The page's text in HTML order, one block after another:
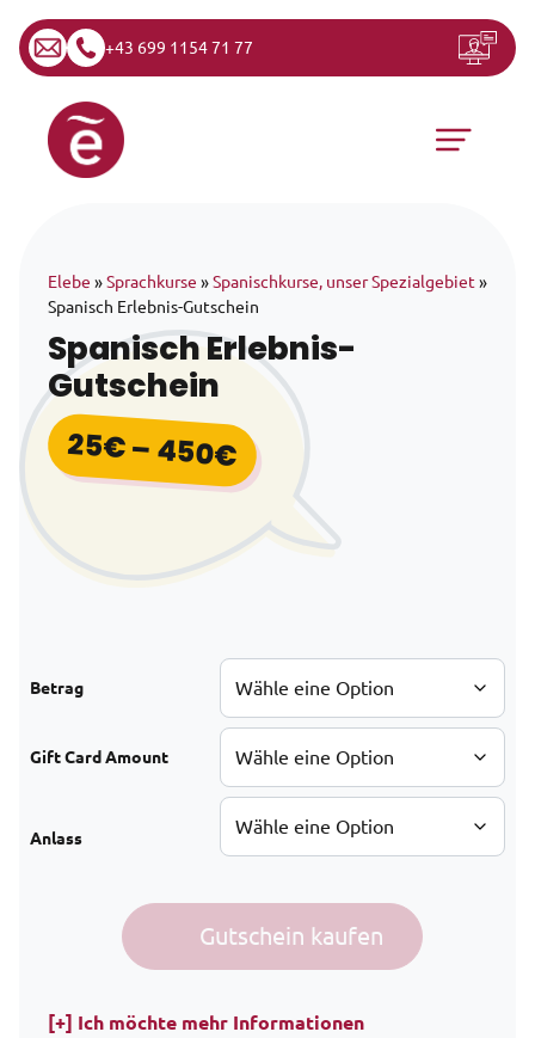
+43 699 1154 71 77
Zum Inhalt springen
Hauptnavigation
Elebe »Sprachkurse »Spanischkurse, unser Spezialgebiet »
Spanisch Erlebnis-Gutschein
Spanisch Erlebnis-
Gutschein
25€–450€Preisspanne: 25€
Betrag
Gift Card Amount
Anlass
Spanisch Erlebnis-Gutschein Menge
Gutschein kaufen
[+] Ich möchte mehr Informationen